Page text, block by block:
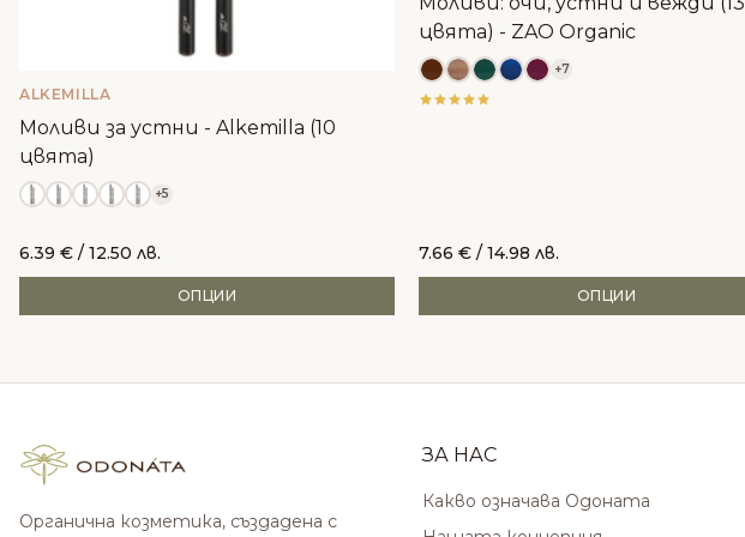
ALKEMILLA
Моливи за устни - Alkemilla (10
цвята)
+5
6.39 € / 12.50 лв.
ОПЦИИ
цвята) - ZAO Organic
+7
7.66 € / 14.98 лв.
ОПЦИИ
Органична козметика, създадена с
ЗА НАС
Какво означава Одоната